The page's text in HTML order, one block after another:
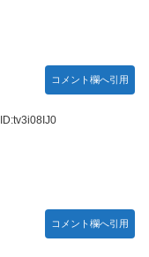
31 埋めネタ「17話舞
それを面倒くさいと
とあゆゆでコラボ！
コメント欄へ引用
ID:tv3i08IJ0
コメント欄へ引用